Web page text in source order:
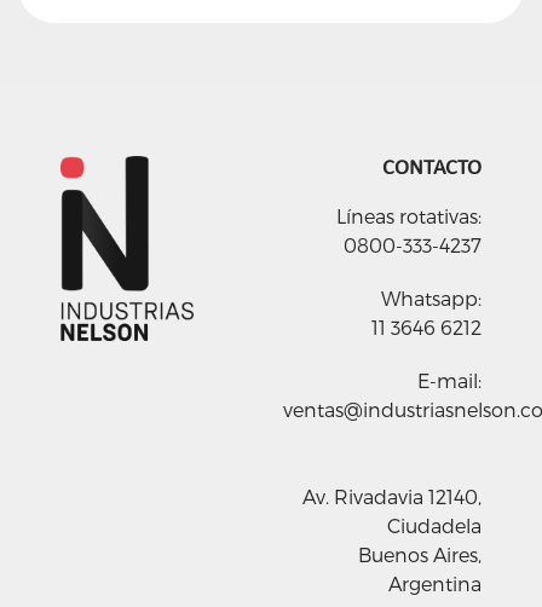
CONTACTO
Líneas rotativas:
0800-333-4237
Whatsapp:
11 3646 6212
E-mail:
Av. Rivadavia 12140,
Ciudadela
Buenos Aires,
Argentina